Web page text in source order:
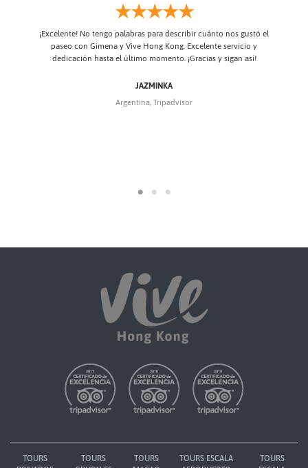
★★★★★
¡Excelente! No tengo palabras para describir cuánto nos gustó el
paseo con Gimena y Vive Hong Kong. Excelente servicio y
dedicación hasta el último momento. ¡Gracias y sigan así!
JAZMINKA
Argentina, Tripadvisor
TOURS
TOURS
TOURS
TOURS ESCALA
TOURS